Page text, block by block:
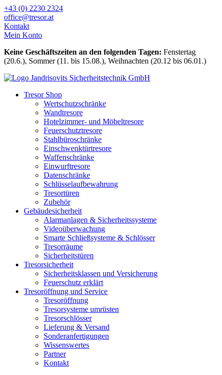
Zum
Inhalt
wechseln
+43 (0) 2230 2324
office@tresor.at
Kontakt
Mein Konto
Keine Geschäftszeiten an den folgenden Tagen: Fenstertag
(20.6.), Sommer (11. bis 15.08.), Weihnachten (20.12 bis 06.01.)
Tresor Shop
Wertschutzschränke
Wandtresore
Hotelzimmer- und Möbeltresore
Feuerschutztresore
Stahlbüroschränke
Einschwenktürtresore
Waffenschränke
Einwurftresore
Datenschränke
Schlüsselaufbewahrung
Tresortüren
Zubehör
Gebäudesicherheit
Alarmanlagen & Sicherheitssysteme
Videoüberwachung
Smarte Schließsysteme & Schlösser
Tresorräume
Sicherheitstüren
Tresorsicherheit
Sicherheitsklassen und Versicherung
Feuerschutz erklärt
Tresoröffnung und Service
Tresoröffnung
Tresorsysteme umrüsten
Tresorschlösser
Lieferung & Versand
Sonderanfertigungen
Wissenswertes
Partner
Kontakt